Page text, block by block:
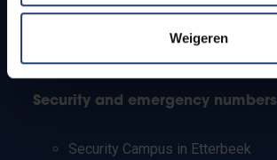
Weigeren
Teachers and secondary schools
Working students
Security and emergency numbers
Security Campus in Etterbeek